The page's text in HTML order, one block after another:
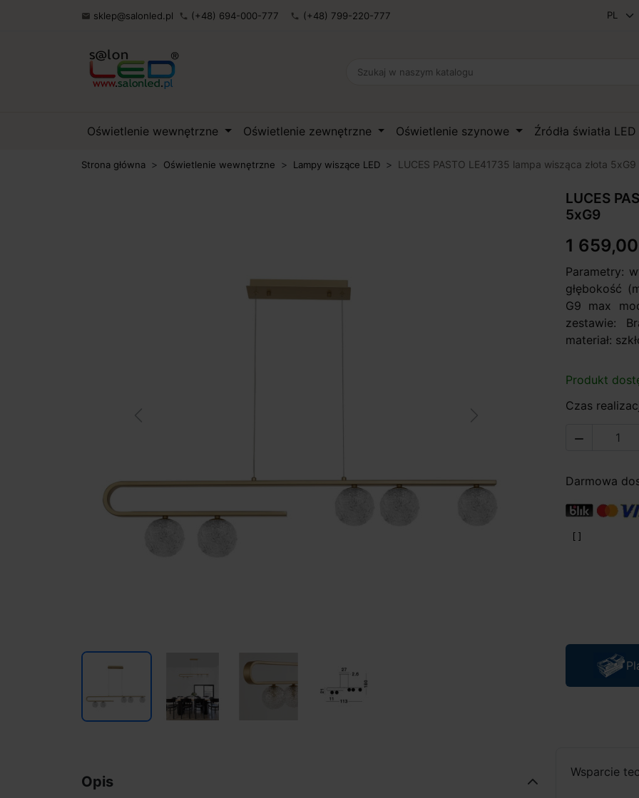
 sklep@salonled.pl phone (+48) 694-000-777 phone (+48) 799-220-777
Oświetlenie wewnętrzne Oświetlenie zewnętrzne Oświetlenie szynowe Źródła światła LED
Strona główna Oświetlenie wewnętrzne Lampy wiszące LED LUCES PASTO LE41735 lampa wisząca złota 5xG9
LUCES
5xG9
1 659,00
Parametry:
głębokość
G9 max
zestawie:
materiał:
Produkt
Czas

Darmowa
Wsparcie
Opis